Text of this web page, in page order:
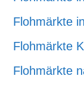
Flohmärkte
Flohmärkte
Flohmärkte